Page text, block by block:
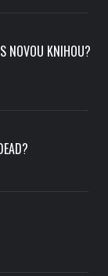
NOVOU KNIHOU?